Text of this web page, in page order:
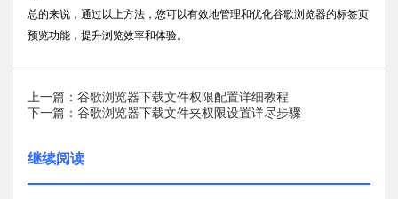
总的来说，通过以上方法，您可以有效地管理和优化谷歌浏览器的标签页
预览功能，提升浏览效率和体验。
上一篇：谷歌浏览器下载文件权限配置详细教程
下一篇：谷歌浏览器下载文件夹权限设置详尽步骤
继续阅读